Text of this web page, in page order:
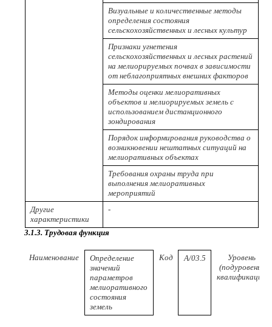
Визуальные и количественные методы
определения состояния
сельскохозяйственных и лесных культур
Признаки угнетения
сельскохозяйственных и лесных растений
на мелиорируемых почвах в зависимости
от неблагоприятных внешних факторов
Методы оценки мелиоративных
объектов и мелиорируемых земель с
использованием дистанционного
зондирования
Порядок информирования руководства о
возникновении нештатных ситуаций на
мелиоративных объектах
Требования охраны труда при
выполнения мелиоративных
мероприятий
Другие
характеристики
-
3.1.3. Трудовая функция
Наименование
Определение
значений
параметров
мелиоративного
состояния
земель
Код A/03.5
Уровень
(подуровень)
квалификации